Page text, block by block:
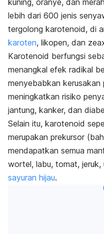
kuning, oranye, dan
lebih dari 600 jenis
tergolong karotenoid, di
karoten, likopen, dan
Karotenoid berfungsi
menangkal efek radikal
menyebabkan kerusakan
meningkatkan risiko
jantung, kanker, dan
Selain itu, karotenoid
merupakan prekursor
mendapatkan semua
wortel, labu, tomat, jeruk,
sayuran hijau.